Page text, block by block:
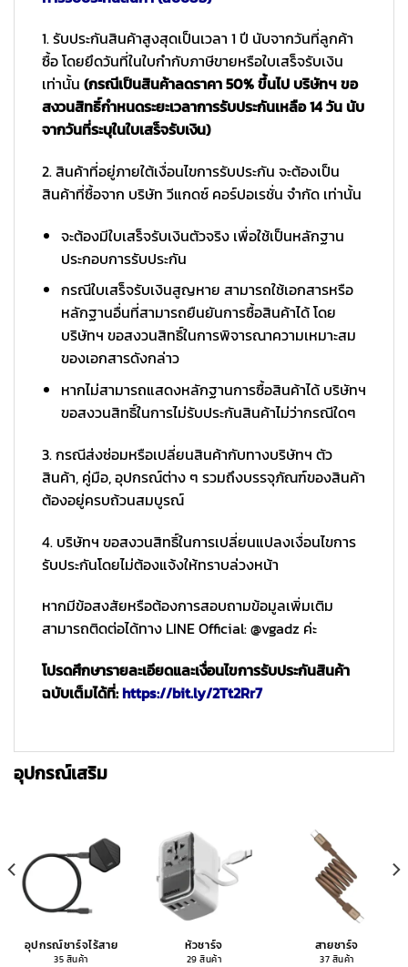
1. รับประกันสินค้าสูงสุดเป็นเวลา 1 ปี นับจากวันที่ลูกค้า
ซื้อ โดยยึดวันที่ในใบกำกับภาษีขายหรือใบเสร็จรับเงิน
เท่านั้น (กรณีเป็นสินค้าลดราคา 50% ขึ้นไป บริษัทฯ ขอ
สงวนสิทธิ์กำหนดระยะเวลาการรับประกันเหลือ 14 วัน นับ
จากวันที่ระบุในใบเสร็จรับเงิน)
2. สินค้าที่อยู่ภายใต้เงื่อนไขการรับประกัน จะต้องเป็น
สินค้าที่ซื้อจาก บริษัท วีแกดซ์ คอร์ปอเรชั่น จำกัด เท่านั้น
จะต้องมีใบเสร็จรับเงินตัวจริง เพื่อใช้เป็นหลักฐาน
ประกอบการรับประกัน
กรณีใบเสร็จรับเงินสูญหาย สามารถใช้เอกสารหรือ
หลักฐานอื่นที่สามารถยืนยันการซื้อสินค้าได้ โดย
บริษัทฯ ขอสงวนสิทธิ์ในการพิจารณาความเหมาะสม
ของเอกสารดังกล่าว
หากไม่สามารถแสดงหลักฐานการซื้อสินค้าได้ บริษัทฯ
ขอสงวนสิทธิ์ในการไม่รับประกันสินค้าไม่ว่ากรณีใดๆ
3. กรณีส่งซ่อมหรือเปลี่ยนสินค้ากับทางบริษัทฯ ตัว
สินค้า, คู่มือ, อุปกรณ์ต่าง ๆ รวมถึงบรรจุภัณฑ์ของสินค้า
ต้องอยู่ครบถ้วนสมบูรณ์
4. บริษัทฯ ขอสงวนสิทธิ์ในการเปลี่ยนแปลงเงื่อนไขการ
รับประกันโดยไม่ต้องแจ้งให้ทราบล่วงหน้า
หากมีข้อสงสัยหรือต้องการสอบถามข้อมูลเพิ่มเติม
สามารถติดต่อได้ทาง LINE Official: @vgadz ค่ะ
โปรดศึกษารายละเอียดและเงื่อนไขการรับประกันสินค้า
ฉบับเต็มได้ที่:https://bit.ly/2Tt2Rr7
อุปกรณ์เสริม
อุปกรณ์ชาร์จไร้สาย
35 สินค้า
หัวชาร์จ
29 สินค้า
สายชาร์จ
37 สินค้า